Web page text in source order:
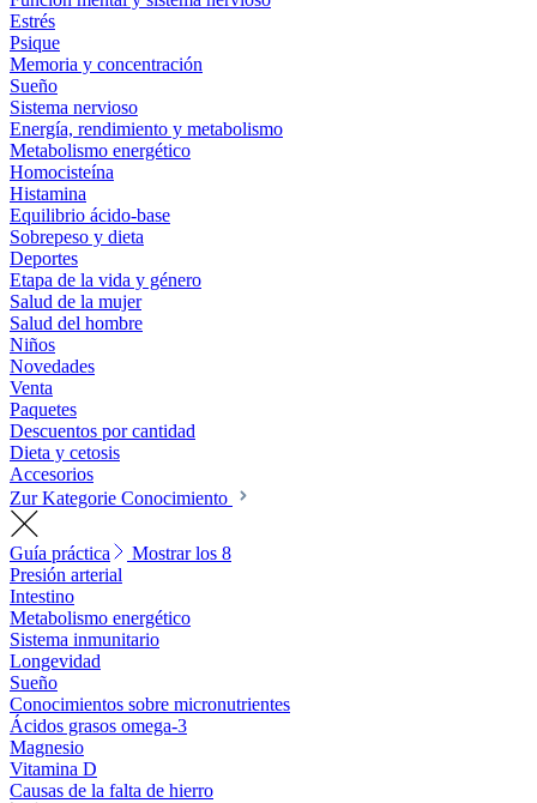
Estrés
Psique
Memoria y concentración
Sueño
Sistema nervioso
Energía, rendimiento y metabolismo
Metabolismo energético
Homocisteína
Histamina
Equilibrio ácido-base
Sobrepeso y dieta
Deportes
Etapa de la vida y género
Salud de la mujer
Salud del hombre
Niños
Novedades
Venta
Paquetes
Descuentos por cantidad
Dieta y cetosis
Accesorios
Zur Kategorie Conocimiento
Guía práctica
Mostrar los 8
Presión arterial
Intestino
Metabolismo energético
Sistema inmunitario
Longevidad
Sueño
Conocimientos sobre micronutrientes
Ácidos grasos omega-3
Magnesio
Vitamina D
Causas de la falta de hierro